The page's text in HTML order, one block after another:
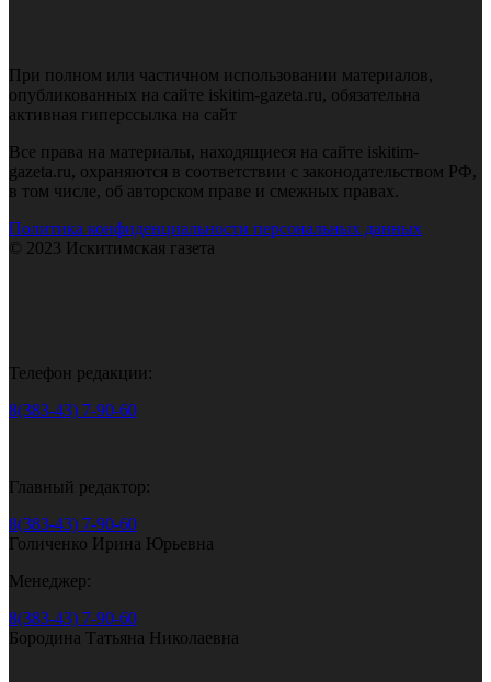
При полном или частичном использовании материалов,
опубликованных на сайте iskitim-gazeta.ru, обязательна
активная гиперссылка на сайт
Все права на материалы, находящиеся на сайте iskitim-
gazeta.ru, охраняются в соответствии с законодательством РФ,
в том числе, об авторском праве и смежных правах.
Политика конфиденциальности персональных данных
© 2023 Искитимская газета
Телефон редакции:
8(383-43) 7-90-60
Главный редактор:
8(383-43) 7-90-60
Голиченко Ирина Юрьевна
Менеджер:
8(383-43) 7-90-60
Бородина Татьяна Николаевна